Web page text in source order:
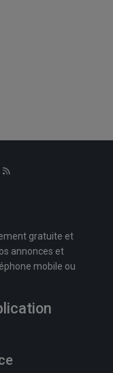
gratuite et
annonces et
mobile ou